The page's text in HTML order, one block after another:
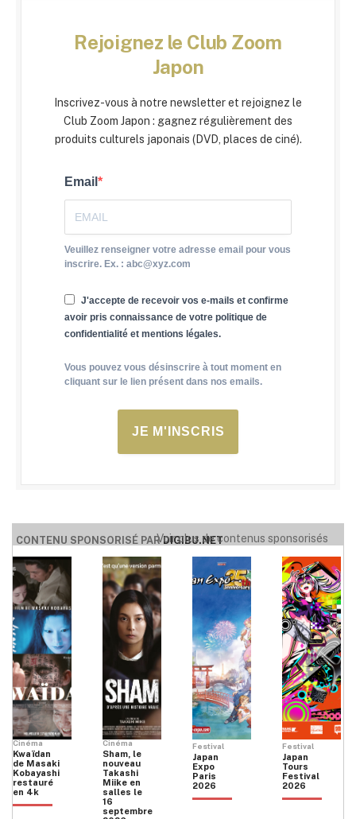
Rejoignez le Club Zoom
Japon
Inscrivez-vous à notre newsletter et rejoignez le
Club Zoom Japon : gagnez régulièrement des
produits culturels japonais (DVD, places de ciné).
Email
Veuillez renseigner votre adresse email pour vous
inscrire. Ex. : abc@xyz.com
J'accepte de recevoir vos e-mails et confirme
avoir pris connaissance de votre politique de
confidentialité et mentions légales.
Vous pouvez vous désinscrire à tout moment en
cliquant sur le lien présent dans nos emails.
JE M'INSCRIS
CONTENU SPONSORISÉ PARDIGIBU.NET
Voir plus de contenus sponsorisés
Cinéma
Kwaïdan
de Masaki
Kobayashi
restauré
en 4k
Cinéma
Sham, le
nouveau
Takashi
Miike en
salles le
16
septembre
Festival
Japan
Expo
Paris
2026
Festival
Japan
Tours
Festival
2026